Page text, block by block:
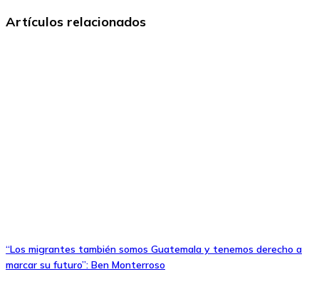
Artículos relacionados
“Los migrantes también somos Guatemala y tenemos derecho a
marcar su futuro”: Ben Monterroso